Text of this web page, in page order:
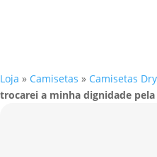
Loja » Camisetas » Camisetas
trocarei a minha dignidade